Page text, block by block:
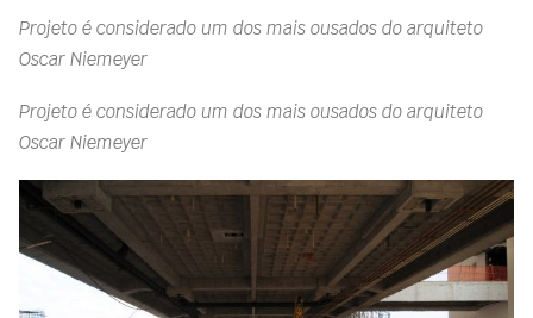
Projeto é considerado um dos mais ousados do arquiteto
Oscar Niemeyer
Projeto é considerado um dos mais ousados do arquiteto
Oscar Niemeyer